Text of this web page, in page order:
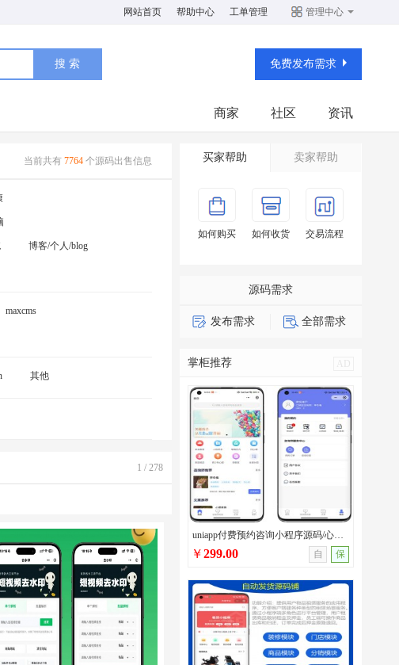
网站首页 帮助中心 工单管理 管理中心
免费发布需求
资讯
社区
商家
当前共有 7764 个源码出售信息
博客/个人/blog
maxcms
其他
1 / 278
买家帮助 卖家帮助
如何购买 如何收货 交易流程
源码需求
发布需求 全部需求
掌柜推荐 AD
uniapp付费预约咨询小程序源码/心理咨询/法律咨询/问诊咨询等多场景付费预约系统
￥299.00 自 保